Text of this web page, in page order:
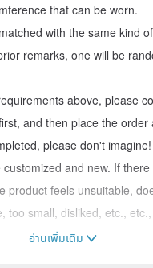
that can be worn.
with the same kind
remarks, one will be
above, please
and then place the order
please don't imagine!
and new. If
product feels unsuitable,
too small, disliked, etc.,
อ่านเพิ่มเติม